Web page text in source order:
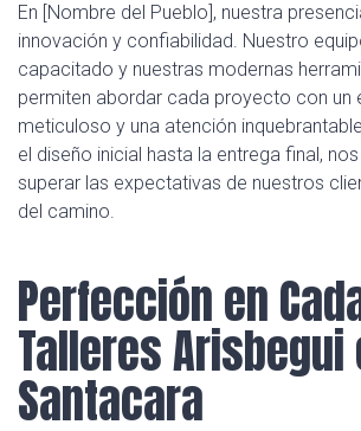
En [Nombre del Pueblo], nuestra
innovación y confiabilidad. Nuestro
capacitado y nuestras modernas
permiten abordar cada proyecto con un
meticuloso y una atención
el diseño inicial hasta la entrega final,
superar las expectativas de nuestros
del camino.
Perfección en
Talleres Arisbegui
Santacara